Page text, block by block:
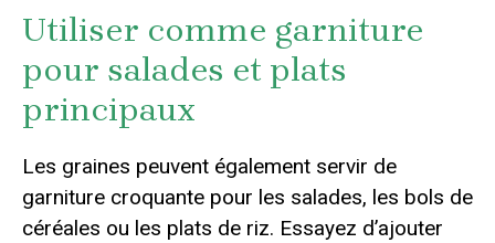
Utiliser comme garniture
pour salades et plats
principaux
Les graines peuvent également servir de
garniture croquante pour les salades, les bols de
céréales ou les plats de riz. Essayez d’ajouter